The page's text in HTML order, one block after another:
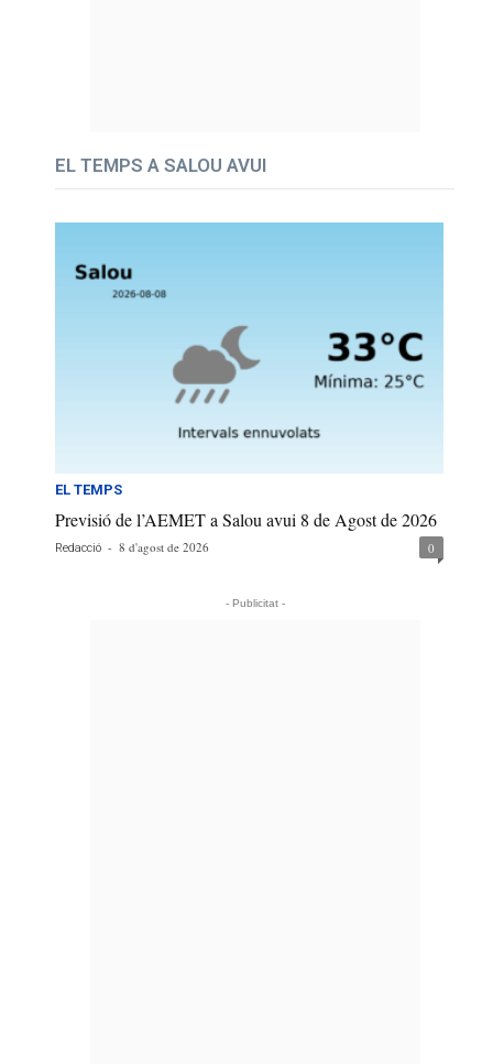
EL TEMPS A SALOU AVUI
EL TEMPS
Previsió de l’AEMET a Salou avui 8 de Agost de 2026
Redacció - 8 d'agost de 2026 0
- Publicitat -